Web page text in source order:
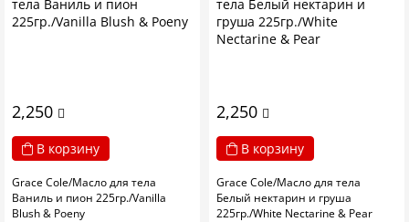
2,250
В корзину
Grace Cole/Масло для тела
Ваниль и пион 225гр./Vanilla
Blush & Poeny
2,250
В корзину
Grace Cole/Масло для тела
Белый нектарин и груша
225гр./White Nectarine & Pear